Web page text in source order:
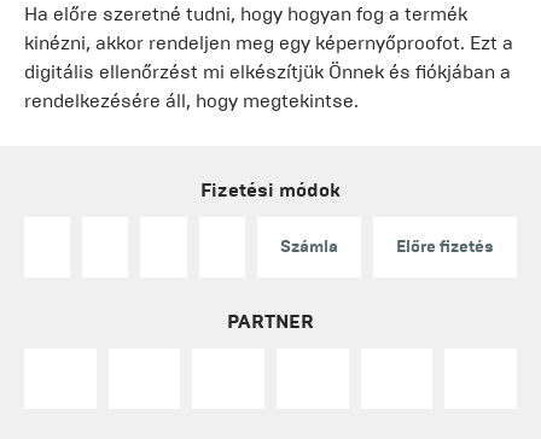
Ha előre szeretné tudni, hogy hogyan fog a termék
kinézni, akkor rendeljen meg egy képernyőproofot. Ezt a
digitális ellenőrzést mi elkészítjük Önnek és fiókjában a
rendelkezésére áll, hogy megtekintse.
Fizetési módok
Számla Előre fizetés
PARTNER